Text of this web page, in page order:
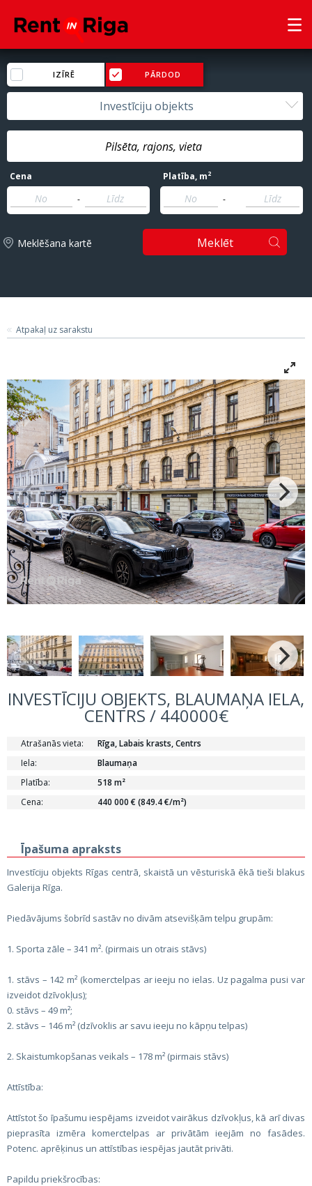
IZĪRĒ PĀRDOD
Investīciju objekts
Cena
-
Platība, m2
-
Meklēšana kartē Meklēt
Atpakaļ uz sarakstu
INVESTĪCIJU OBJEKTS, BLAUMAŅA IELA,
CENTRS / 440000€
Atrašanās vieta:
Rīga, Labais krasts, Centrs
Iela:
Blaumaņa
Platība:
518 m²
Cena:
440 000 € (849.4 €/m²)
Īpašuma apraksts
Investīciju objekts Rīgas centrā, skaistā un vēsturiskā ēkā tieši blakus
Galerija Rīga.
Piedāvājums šobrīd sastāv no divām atsevišķām telpu grupām:
1. Sporta zāle – 341 m². (pirmais un otrais stāvs)
1. stāvs – 142 m² (komerctelpas ar ieeju no ielas. Uz pagalma pusi var
izveidot dzīvokļus);
0. stāvs – 49 m²;
2. stāvs – 146 m² (dzīvoklis ar savu ieeju no kāpņu telpas)
2. Skaistumkopšanas veikals – 178 m² (pirmais stāvs)
Attīstība:
Attīstot šo īpašumu iespējams izveidot vairākus dzīvokļus, kā arī divas
pieprasīta izmēra komerctelpas ar privātām ieejām no fasādes.
Potenc. aprēķinus un attīstības iespējas jautāt privāti.
Papildu priekšrocības: